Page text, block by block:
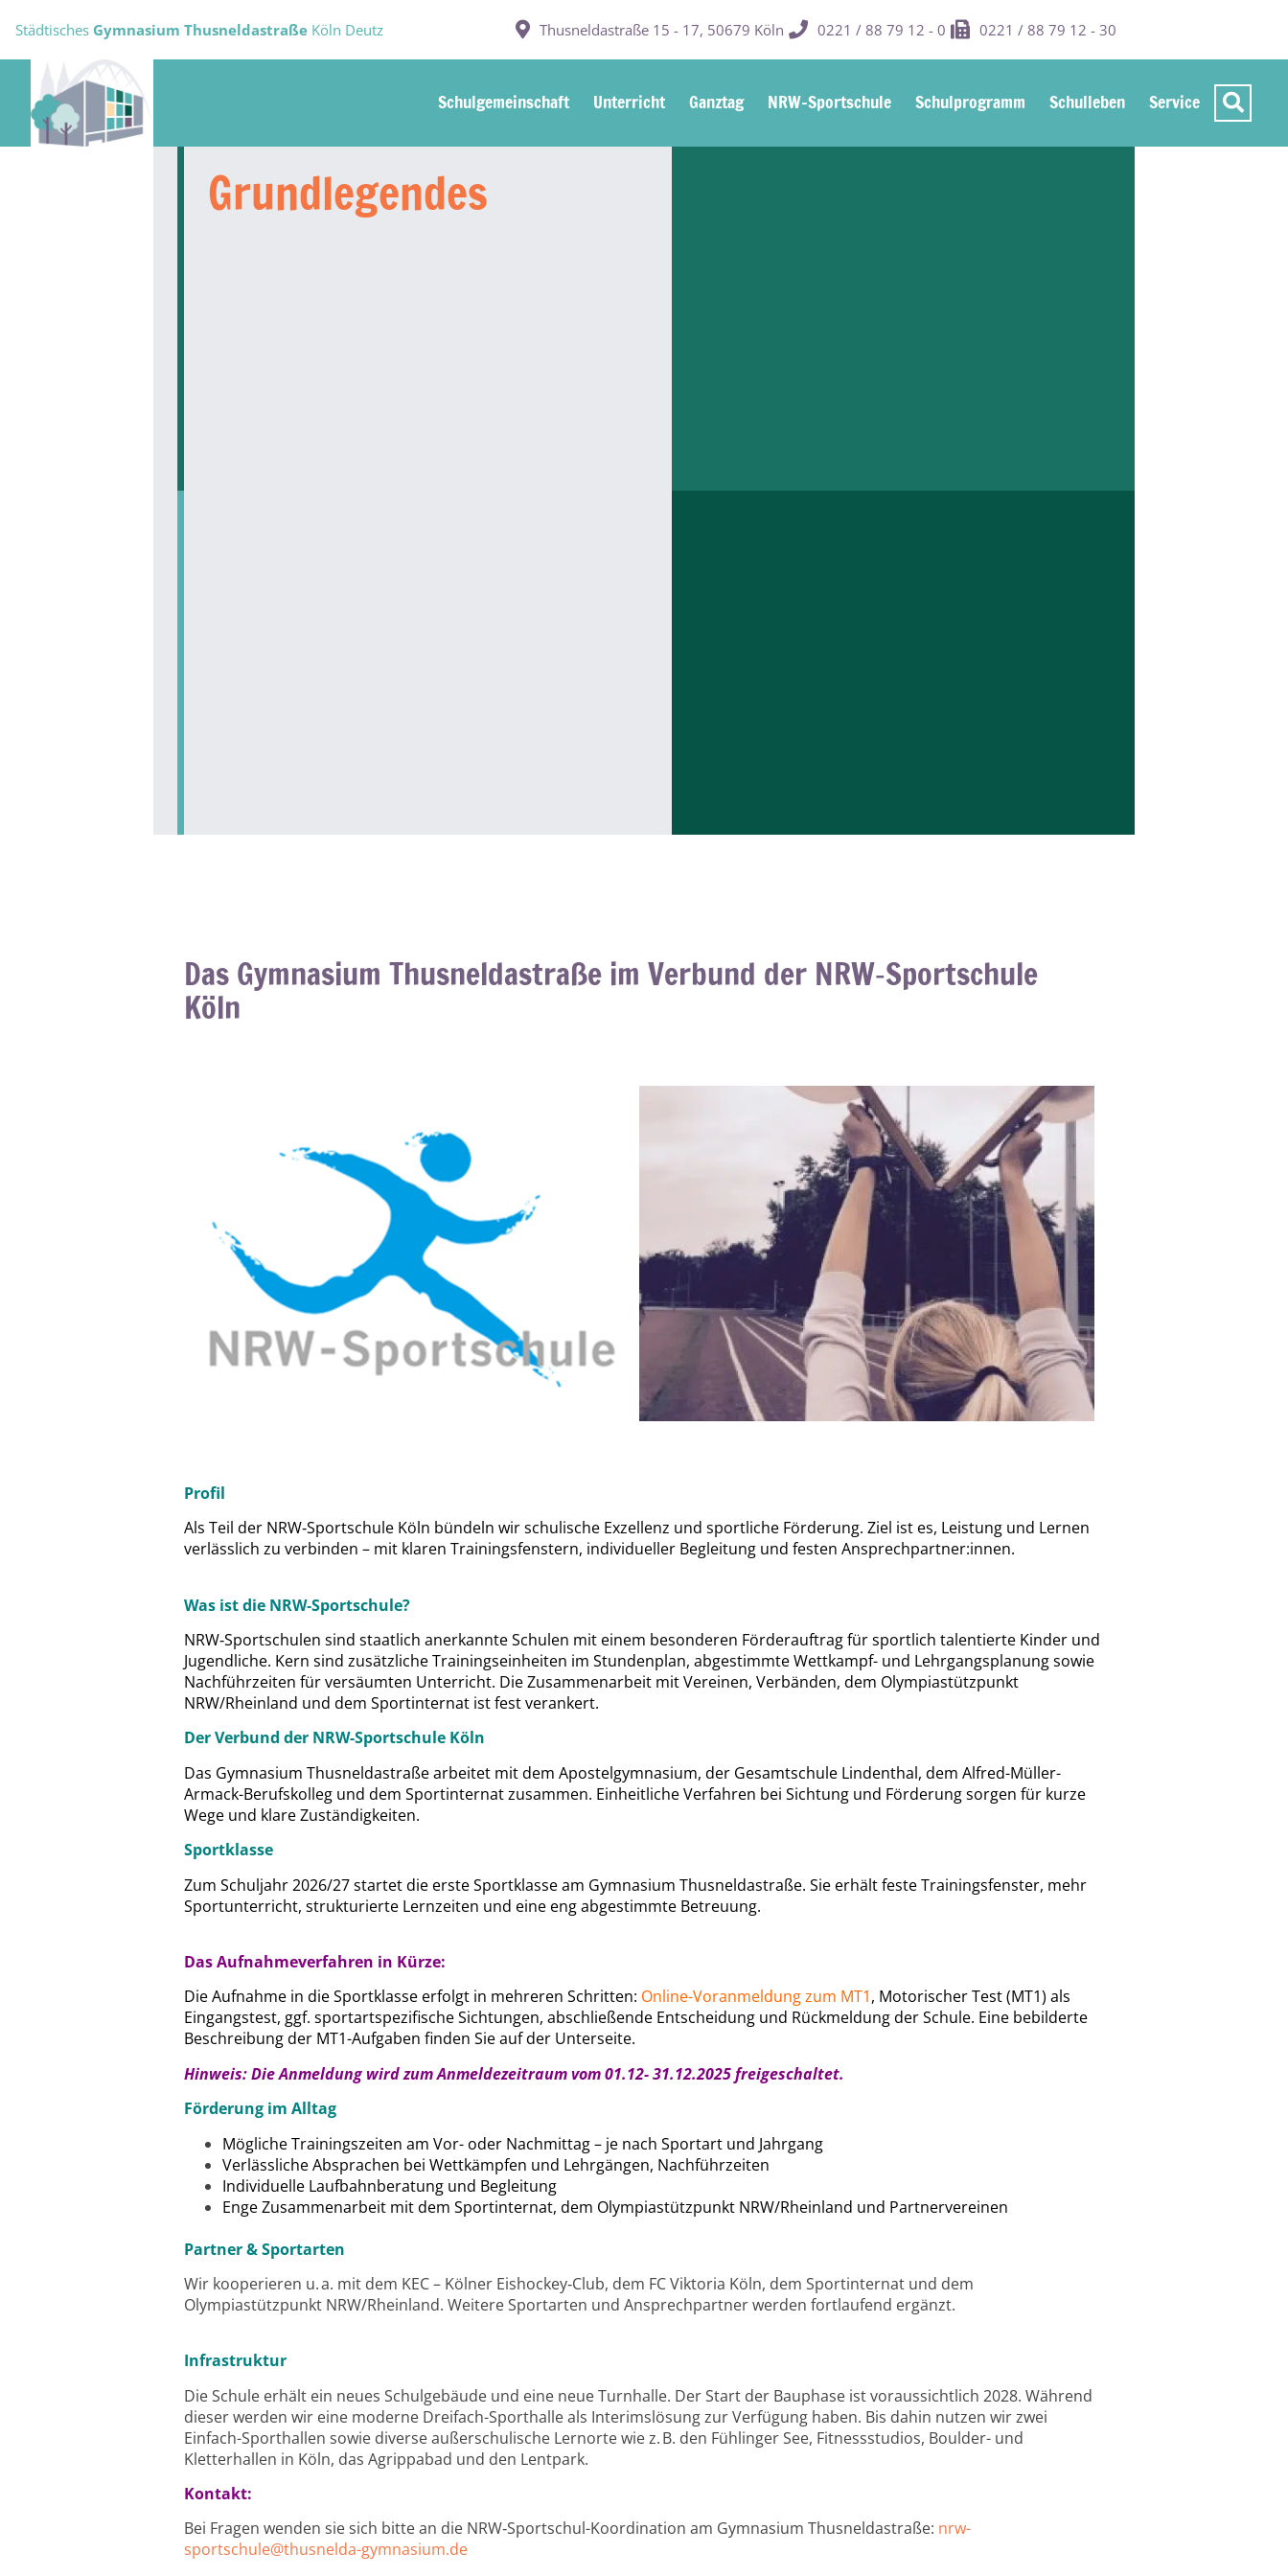
Städtisches Gymnasium Thusneldastraße Köln Deutz Thusneldastraße 15 - 17, 50679 Köln 0221 / 88 79 12 - 0 0221 / 88 79 12 - 30
Schulgemeinschaft Unterricht Ganztag NRW-Sportschule Schulprogramm Schulleben Service
Grundlegen­des
Das Gymnasium Thusneldastraße im Verbund der NRW‑Sportschule
Köln
Profil
Als Teil der NRW‑Sportschule Köln bündeln wir schulische Exzellenz und sportliche Förderung. Ziel ist es, Leistung und Lernen
verlässlich zu verbinden – mit klaren Trainingsfenstern, individueller Begleitung und festen Ansprechpartner:innen.
Was ist die NRW‑Sportschule?
NRW‑Sportschulen sind staatlich anerkannte Schulen mit einem besonderen Förderauftrag für sportlich talentierte Kinder und
Jugendliche. Kern sind zusätzliche Trainingseinheiten im Stundenplan, abgestimmte Wettkampf- und Lehrgangsplanung sowie
Nachführzeiten für versäumten Unterricht. Die Zusammenarbeit mit Vereinen, Verbänden, dem Olympiastützpunkt
NRW/Rheinland und dem Sportinternat ist fest verankert.
Der Verbund der NRW-Sportschule Köln
Das Gymnasium Thusneldastraße arbeitet mit dem Apostelgymnasium, der Gesamtschule Lindenthal, dem Alfred-Müller-
Armack-Berufskolleg und dem Sportinternat zusammen. Einheitliche Verfahren bei Sichtung und Förderung sorgen für kurze
Wege und klare Zuständigkeiten.
Sportklasse
Zum Schuljahr 2026/27 startet die erste Sportklasse am Gymnasium Thusneldastraße. Sie erhält feste Trainingsfenster, mehr
Sportunterricht, strukturierte Lernzeiten und eine eng abgestimmte Betreuung.
Das Aufnahmeverfahren in Kürze:
Die Aufnahme in die Sportklasse erfolgt in mehreren Schritten: Online-Voranmeldung zum MT1, Motorischer Test (MT1) als
Eingangstest, ggf. sportartspezifische Sichtungen, abschließende Entscheidung und Rückmeldung der Schule. Eine bebilderte
Beschreibung der MT1-Aufgaben finden Sie auf der Unterseite.
Hinweis: Die Anmeldung wird zum Anmeldezeitraum vom 01.12- 31.12.2025 freigeschaltet.
Förderung im Alltag
Mögliche Trainingszeiten am Vor- oder Nachmittag – je nach Sportart und Jahrgang
Verlässliche Absprachen bei Wettkämpfen und Lehrgängen, Nachführzeiten
Individuelle Laufbahnberatung und Begleitung
Enge Zusammenarbeit mit dem Sportinternat, dem Olympiastützpunkt NRW/Rheinland und Partnervereinen
Partner & Sportarten
Wir kooperieren u. a. mit dem KEC – Kölner Eishockey‑Club, dem FC Viktoria Köln, dem Sportinternat und dem
Olympiastützpunkt NRW/Rheinland. Weitere Sportarten und Ansprechpartner werden fortlaufend ergänzt.
Infrastruktur
Die Schule erhält ein neues Schulgebäude und eine neue Turnhalle. Der Start der Bauphase ist voraussichtlich 2028. Während
dieser werden wir eine moderne Dreifach-Sporthalle als Interimslösung zur Verfügung haben. Bis dahin nutzen wir zwei
Einfach-Sporthallen sowie diverse außerschulische Lernorte wie z. B. den Fühlinger See, Fitnessstudios, Boulder- und
Kletterhallen in Köln, das Agrippabad und den Lentpark.
Kontakt:
Bei Fragen wenden sie sich bitte an die NRW‑Sportschul-Koordination am Gymnasium Thusneldastraße: nrw-
sportschule@thusnelda-gymnasium.de